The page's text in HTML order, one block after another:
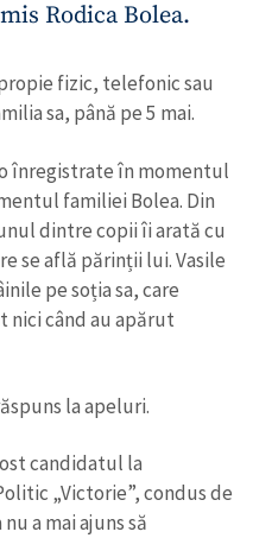
Rodica Bolea.
fizic, telefonic sau
sa, până pe 5 mai.
înregistrate în momentul
familiei Bolea. Din
dintre copii îi arată cu
se află părinții lui. Vasile
pe soția sa, care
nici când au apărut
la apeluri.
candidatul la
„Victorie”, condus de
a mai ajuns să